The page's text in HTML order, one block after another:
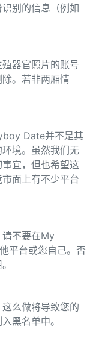
别的信息（例如
器官照片的账号
。若非两厢情
Date并不是其
境。虽然我们无
宜，但也希望这
面上有不少平台
不要在My
平台或您自己。否
么做将导致您的
黑名单中。